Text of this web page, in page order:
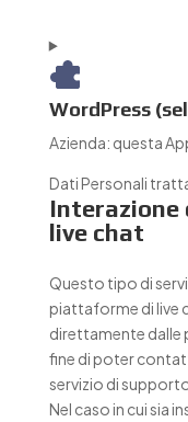
WordPress
Azienda: questa
Dati Personali
Interazione
live chat
Questo tipo di
piattaforme di live
direttamente dalle
fine di poter
servizio di
Nel caso in cui sia